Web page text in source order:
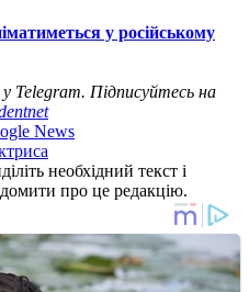
у російському
у Telegram. Підписуйтесь на
News
необхідний текст і
про це редакцію.